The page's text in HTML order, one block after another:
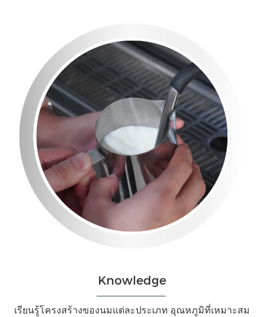
Knowledge
เรียนรู้โครงสร้างของนมแต่ละประเภท อุณหภูมิที่เหมาะสม